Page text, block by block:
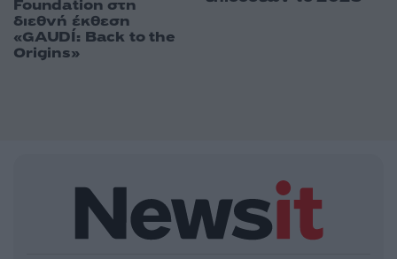
Foundation στη
διεθνή έκθεση
«GAUDÍ: Back to the
Origins»